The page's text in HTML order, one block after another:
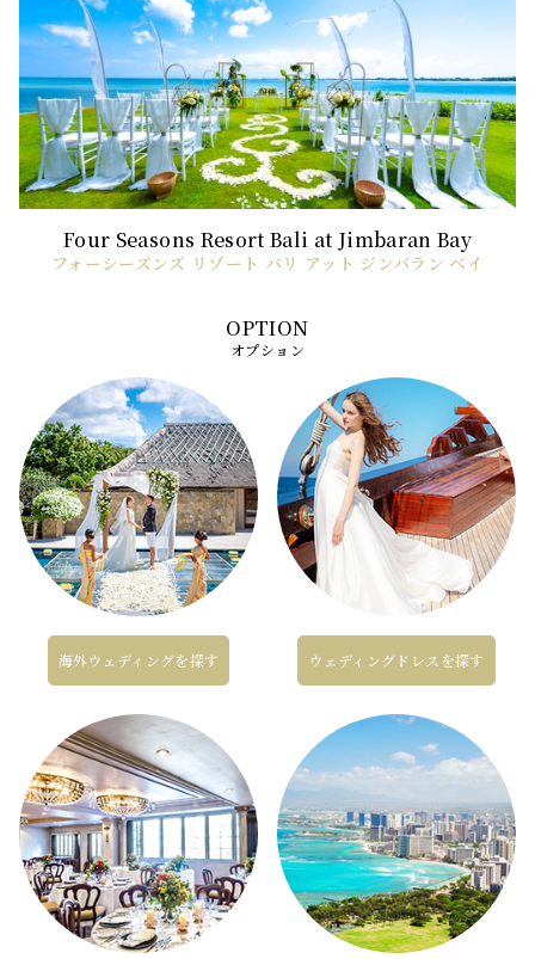
フォーシーズンズ リゾート バリ アット ジンバラン ベイ
オプション
海外ウェディングを探す ウェディングドレスを探す